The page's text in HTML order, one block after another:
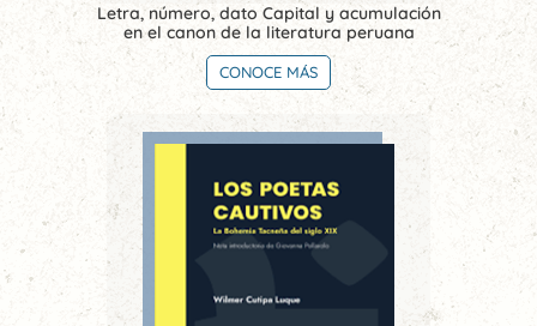
Letra, número, dato Capital y acumulación
en el canon de la literatura peruana
CONOCE MÁS